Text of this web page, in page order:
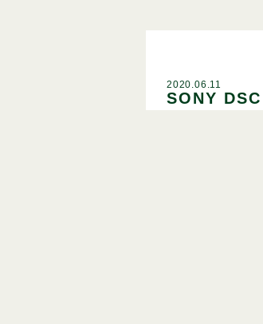
SONY DSC
2020.06.11